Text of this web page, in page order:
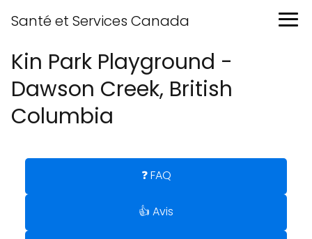
Santé et Services Canada
Kin Park Playground -
Dawson Creek, British
Columbia
❓ FAQ
👍 Avis